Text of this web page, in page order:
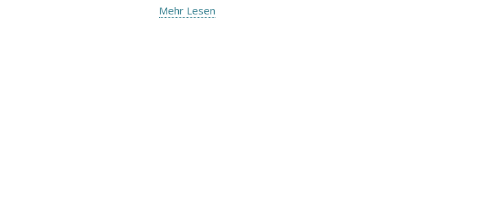
Mehr Lesen